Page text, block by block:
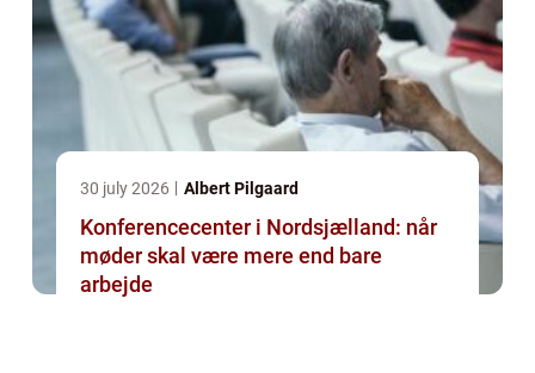
30 july 2026 Albert Pilgaard
Konferencecenter i Nordsjælland: når
møder skal være mere end bare
arbejde